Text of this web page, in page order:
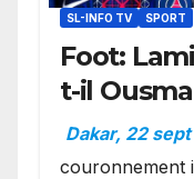
SL-INFO TV SPORT
Foot:
t-il
Ballon
Dakar, 22 sept
couronnement